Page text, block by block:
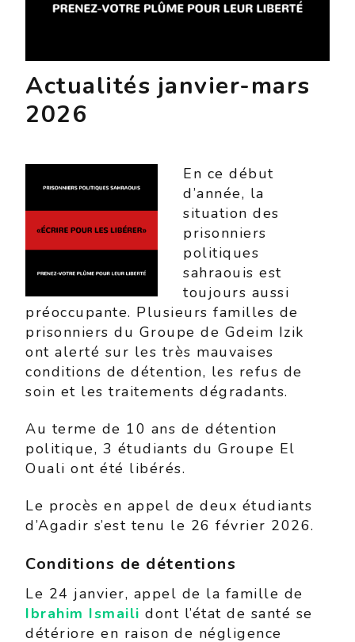
Actualités janvier-mars
2026
En ce début
d’année, la
situation des
prisonniers
politiques
sahraouis est
toujours aussi
préoccupante. Plusieurs familles de
prisonniers du Groupe de Gdeim Izik
ont alerté sur les très mauvaises
conditions de détention, les refus de
soin et les traitements dégradants.
Au terme de 10 ans de détention
politique, 3 étudiants du Groupe El
Ouali ont été libérés.
Le procès en appel de deux étudiants
d’Agadir s’est tenu le 26 février 2026.
Conditions de détentions
Le 24 janvier, appel de la famille de
Ibrahim Ismaili dont l’état de santé se
détériore en raison de négligence